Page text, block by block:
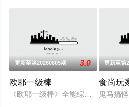
更新至第20260805期 3.0
欧耶一级棒
《欧耶一级棒》全能综艺王欧汉声
更新至第
食尚玩
鬼马搞